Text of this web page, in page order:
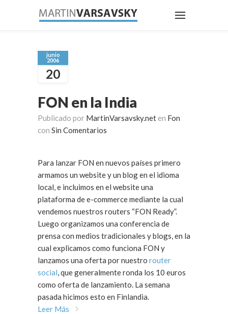
junio
2006
20
FON en la India
Publicado por MartinVarsavsky.net en Fon
con Sin Comentarios
Para lanzar FON en nuevos países primero
armamos un website y un blog en el idioma
local, e incluimos en el website una
plataforma de e-commerce mediante la cual
vendemos nuestros routers “FON Ready”.
Luego organizamos una conferencia de
prensa con medios tradicionales y blogs, en la
cual explicamos como funciona FON y
lanzamos una oferta por nuestro router
social, que generalmente ronda los 10 euros
como oferta de lanzamiento. La semana
pasada hicimos esto en Finlandia.
Leer Más